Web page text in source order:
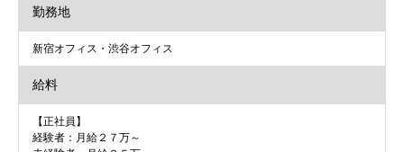
勤務地
新宿オフィス・渋谷オフィス
給料
【正社員】
経験者：月給２７万～